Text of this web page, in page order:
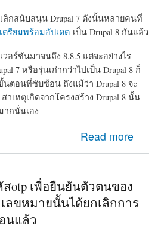
ลิกสนับสนุน Drupal 7 ดังนั้นหลายคนที่
เตรียมพร้อมอัปเดต เป็น Drupal 8 กันแล้ว
อร์ชันมาจนถึง 8.8.5 แต่จะอย่างไร
7 หรือรุ่นเก่ากว่าไปเป็น Drupal 8 ก็
ตอนที่ซับซ้อน ถึงแม้ว่า Drupal 8 จะ
เหตุเกิดจากโครงสร้าง Drupal 8 นั้น
ากนั่นเอง
Read more
อกเวอร์ชันล่าสุดถึง Drupal-8.8.5
แล้ว
otp เพื่อยืนยันตัวตนของ
ลขหมายนั้นได้ยกเลิกการ
นแล้ว